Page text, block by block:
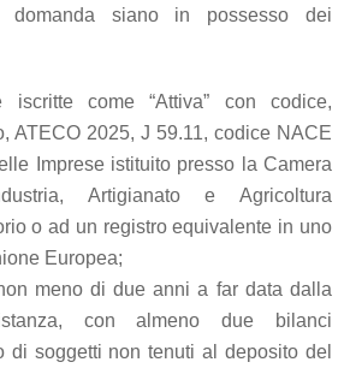
domanda siano in possesso dei
iscritte come “Attiva” con codice,
ATECO 2025, J 59.11, codice NACE
Imprese istituito presso la Camera
Artigianato e Agricoltura
o ad un registro equivalente in uno
Europea;
meno di due anni a far data dalla
con almeno due bilanci
di soggetti non tenuti al deposito del